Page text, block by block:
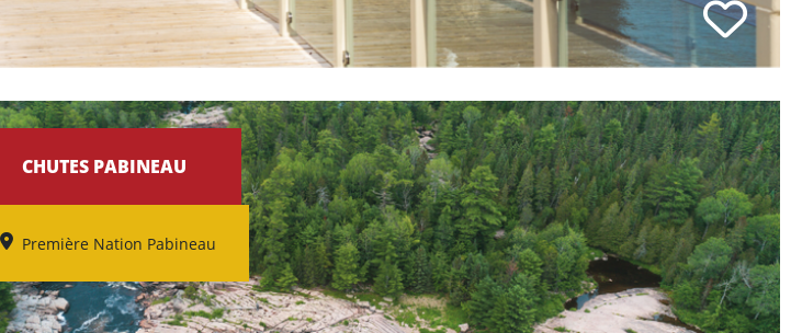
CHUTES PABINEAU
Première Nation Pabineau